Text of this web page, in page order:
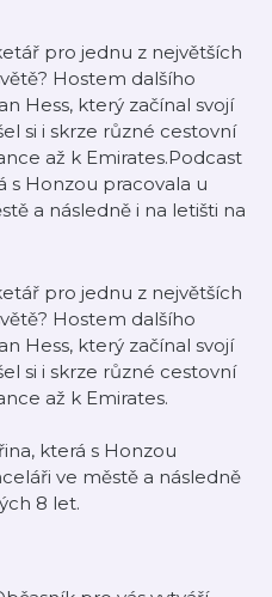
pro jednu z největších
Hostem dalšího
Hess, který začínal svojí
si i skrze různé cestovní
až k Emirates.Podcast
s Honzou pracovala u
a následně i na letišti na
pro jednu z největších
Hostem dalšího
Hess, který začínal svojí
si i skrze různé cestovní
až k Emirates.
která s Honzou
ve městě a následně
8 let.